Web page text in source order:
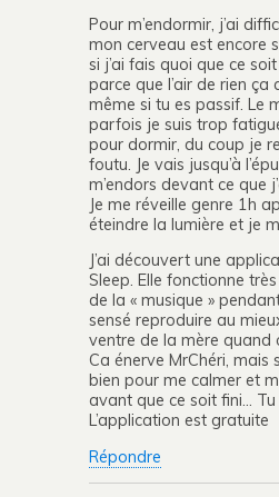
Pour m’endormir, j’ai
mon cerveau est encore
si j’ai fais quoi que ce
parce que l’air de rien
même si tu es passif. Le
parfois je suis trop
pour dormir, du coup je
foutu. Je vais jusqu’à
m’endors devant ce que
Je me réveille genre 1h
éteindre la lumière et je
J’ai découvert une
Sleep. Elle fonctionne
de la « musique »
sensé reproduire au
ventre de la mère quand
Ca énerve MrChéri, mais
bien pour me calmer et
avant que ce soit fini…
L’application est gratuite
Répondre